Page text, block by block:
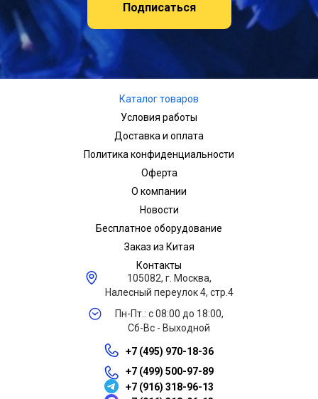
Подписаться
Каталог товаров
Условия работы
Доставка и оплата
Политика конфиденциальности
Оферта
О компании
Новости
Бесплатное оборудование
Заказ из Китая
Контакты
105082, г. Москва,
Налесный переулок 4, стр.4
Пн-Пт.: с 08:00 до 18:00,
Сб-Вс - Выходной
+7 (495) 970-18-36
+7 (499) 500-97-89
+7 (916) 318-96-13